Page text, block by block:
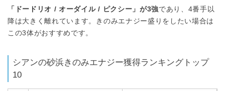
「ドードリオ / オーダイル / ピクシー」が3強であり、4番手以
降は大きく離れています。きのみエナジー盛りをしたい場合は
この3体がおすすめです。
シアンの砂浜きのみエナジー獲得ランキングトップ
10